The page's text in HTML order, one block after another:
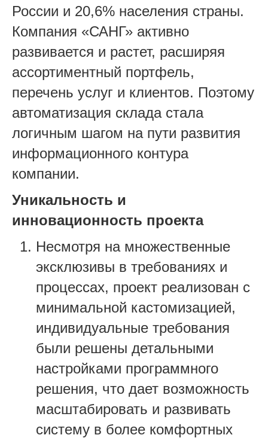
России и 20,6% населения страны.
Компания «САНГ» активно
развивается и растет, расширяя
ассортиментный портфель,
перечень услуг и клиентов. Поэтому
автоматизация склада стала
логичным шагом на пути развития
информационного контура
компании.
Уникальность и
инновационность проекта
Несмотря на множественные
эксклюзивы в требованиях и
процессах, проект реализован с
минимальной кастомизацией,
индивидуальные требования
были решены детальными
настройками программного
решения, что дает возможность
масштабировать и развивать
систему в более комфортных